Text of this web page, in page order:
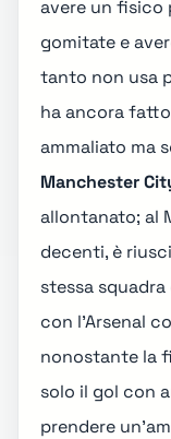
avere un fisico
gomitate e
tanto non usa
ha ancora
ammaliato ma
Manchester
allontanato; al
decenti, è
stessa
con l'Arsenal
nonostante la
solo il gol con
prendere